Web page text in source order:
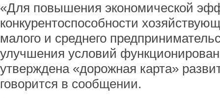
«Для повышения экономической
конкурентоспособности
малого и среднего
улучшения условий
утверждена «дорожная карта»
говорится в сообщении.